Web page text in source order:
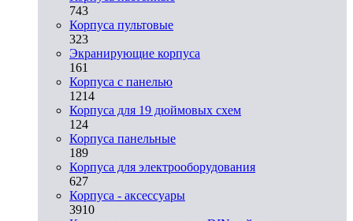
743
Корпуса пультовые
323
Экранирующие корпуса
161
Корпуса с панелью
1214
Корпуса для 19 дюймовых схем
124
Корпуса панельные
189
Корпуса для электрооборудования
627
Корпуса - аксессуары
3910